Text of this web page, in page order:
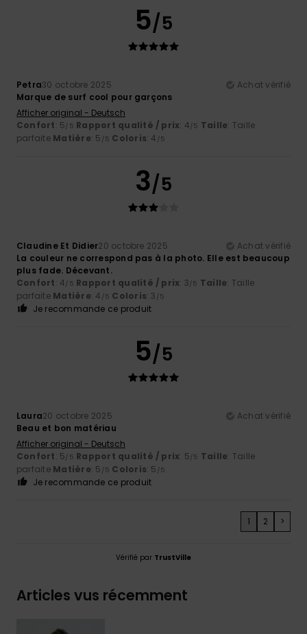
5/5
Petra30 octobre 2025
Achat vérifié
Marque de surf cool pour garçons
Afficher original - Deutsch
Confort: 5/5 Rapport qualité / prix: 4/5 Taille: Taille
parfaite Matière: 5 /5 Coloris: 4 /5
3/5
Claudine Et Didier20 octobre 2025
Achat vérifié
La couleur ne correspond pas à la photo. Elle est beaucoup
plus fade. Décevant.
Confort: 4/5 Rapport qualité / prix: 3/5 Taille: Taille
parfaite Matière: 4 /5 Coloris: 3 /5
Je recommande ce produit
5/5
Laura20 octobre 2025
Achat vérifié
Beau et bon matériau
Afficher original - Deutsch
Confort: 5/5 Rapport qualité / prix: 5/5 Taille: Taille
parfaite Matière: 5 /5 Coloris: 5 /5
Je recommande ce produit
1 2 >
Vérifié par TrustVille
Articles vus récemment